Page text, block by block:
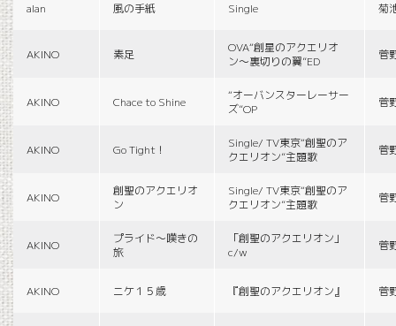
alan 風の手紙 Single 菊
AKINO 素足
OVA“創星のアクエリオ
ン〜裏切りの翼”ED
菅
AKINO Chace to Shine
“オーバンスターレーサー
ズ”OP
菅
AKINO Go Tight！
Single/ TV東京“創聖のア
クエリオン”主題歌
菅
AKINO
創聖のアクエリオ
ン
Single/ TV東京“創聖のア
クエリオン”主題歌
菅
AKINO
プライド〜嘆きの
旅
「創聖のアクエリオン」
c/w
菅
AKINO ニケ１５歳 『創聖のアクエリオン』 菅